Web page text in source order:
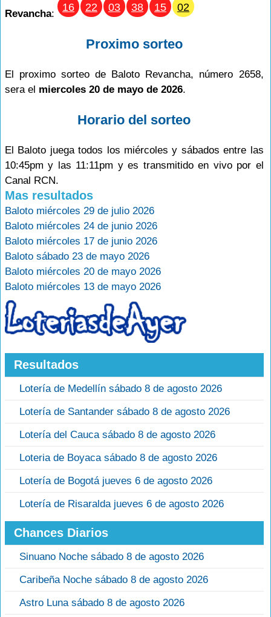
Revancha:
16 22 03 38 15 02
Proximo sorteo
El proximo sorteo de Baloto Revancha, número 2658,
sera el miercoles 20 de mayo de 2026.
Horario del sorteo
El Baloto juega todos los miércoles y sábados entre las
10:45pm y las 11:11pm y es transmitido en vivo por el
Canal RCN.
Mas resultados
Baloto miércoles 29 de julio 2026
Baloto miércoles 24 de junio 2026
Baloto miércoles 17 de junio 2026
Baloto sábado 23 de mayo 2026
Baloto miércoles 20 de mayo 2026
Baloto miércoles 13 de mayo 2026
Resultados
Lotería de Medellín sábado 8 de agosto 2026
Lotería de Santander sábado 8 de agosto 2026
Lotería del Cauca sábado 8 de agosto 2026
Loteria de Boyaca sábado 8 de agosto 2026
Lotería de Bogotá jueves 6 de agosto 2026
Lotería de Risaralda jueves 6 de agosto 2026
Chances Diarios
Sinuano Noche sábado 8 de agosto 2026
Caribeña Noche sábado 8 de agosto 2026
Astro Luna sábado 8 de agosto 2026